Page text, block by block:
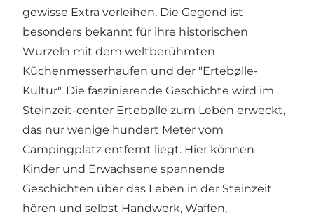
gewisse Extra verleihen. Die Gegend ist
besonders bekannt für ihre historischen
Wurzeln mit dem weltberühmten
Küchenmesserhaufen und der "Ertebølle-
Kultur". Die faszinierende Geschichte wird im
Steinzeit-center Ertebølle zum Leben erweckt,
das nur wenige hundert Meter vom
Campingplatz entfernt liegt. Hier können
Kinder und Erwachsene spannende
Geschichten über das Leben in der Steinzeit
hören und selbst Handwerk, Waffen,